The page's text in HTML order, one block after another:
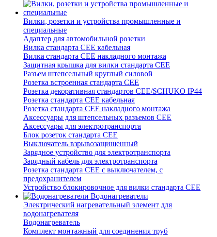
Вилки, розетки и устройства промышленные и
специальные
Адаптер для автомобильной розетки
Вилка стандарта CEE кабельная
Вилка стандарта CEE накладного монтажа
Защитная крышка для вилки стандарта CEE
Разъем штепсельный круглый силовой
Розетка встроенная стандарта CEE
Розетка декоративная стандартов CEE/SCHUKO IP44
Розетка стандарта СЕЕ кабельная
Розетка стандарта СЕЕ накладного монтажа
Аксессуары для штепсельных разъемов CEE
Аксессуары для электротранспорта
Блок розеток стандарта CEE
Выключатель взрывозащищенный
Зарядное устройство для электротранспорта
Зарядный кабель для электротранспорта
Розетка стандарта СЕЕ с выключателем, с
предохранителем
Устройство блокировочное для вилки стандарта CEE
Водонагреватели
Электрический нагревательный элемент для
водонагревателя
Водонагреватель
Комплект монтажный для соединения труб